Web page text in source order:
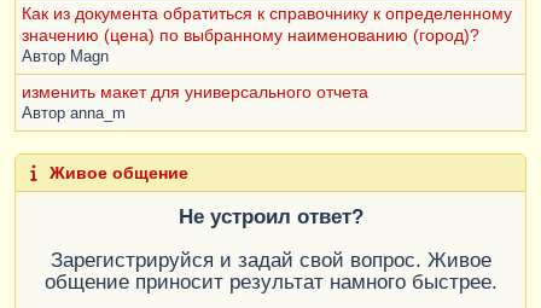
Как из документа обратиться к справочнику к определенному
значению (цена) по выбранному наименованию (город)?
Автор Magn
изменить макет для универсального отчета
Автор anna_m
Живое общение
Не устроил ответ?
Зарегистрируйся и задай свой вопрос. Живое
общение приносит результат намного быстрее.